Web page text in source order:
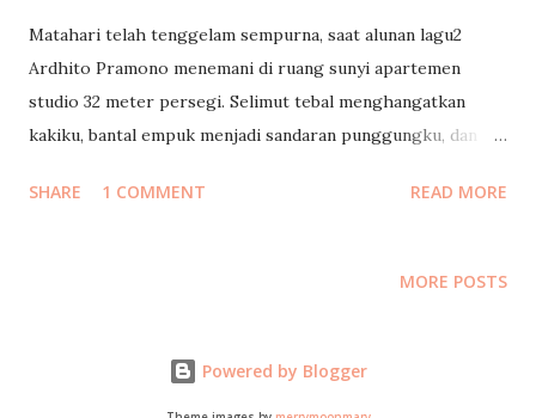
Matahari telah tenggelam sempurna, saat alunan lagu2
Ardhito Pramono menemani di ruang sunyi apartemen
studio 32 meter persegi. Selimut tebal menghangatkan
kakiku, bantal empuk menjadi sandaran punggungku, dan
ruangan, seiring dengan hangatnya menjalar dari
kulihat di bawah sana jajaran lampu rem mobil berjalan
SHARE 1 COMMENT READ MORE
MORE POSTS
Powered by Blogger